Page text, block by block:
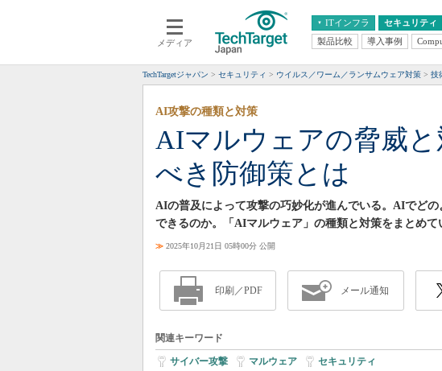
メディア
ITインフラ
クラウド
スマートモバイル
ネットワーク
システム運用管理
セキュリティ
エンタープライズAI
ERP
情報系システム
経
中
製品比較 導入事例
TechTargetジャパン セキュリティ ウイルス／ワーム／ランサムウェア対策 技
AIマルウェアの脅威
べき防御策とは
AI攻撃の種類と対策
AIの普及によって攻撃の巧妙化が進んでいる。AIでど
できるのか。「AIマルウェア」の種類と対策をまとめて
≫ 2025年10月21日 05時00分 公開
印刷／PDF メール通知
関連キーワード
サイバー攻撃 マルウェア セキュリティ